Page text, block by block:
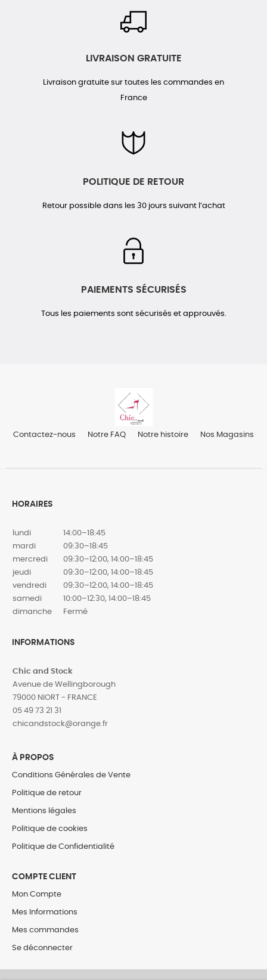
LIVRAISON GRATUITE
Livraison gratuite sur toutes les commandes en
France
POLITIQUE DE RETOUR
Retour possible dans les 30 jours suivant l’achat
PAIEMENTS SÉCURISÉS
Tous les paiements sont sécurisés et approuvés.
Contactez-nous Notre FAQ Notre histoire Nos Magasins
HORAIRES
lundi
14:00–18:45
mardi
09:30–18:45
mercredi
09:30–12:00, 14:00–18:45
jeudi
09:30–12:00, 14:00–18:45
vendredi
09:30–12:00, 14:00–18:45
samedi
10:00–12:30, 14:00–18:45
dimanche
Fermé
INFORMATIONS
Chic and Stock
Avenue de Wellingborough
79000 NIORT - FRANCE
05 49 73 21 31
‎chicandstock@orange.fr
À PROPOS
Conditions Générales de Vente
Politique de retour
Mentions légales
Politique de cookies
Politique de Confidentialité
COMPTE CLIENT
Mon Compte
Mes Informations
Mes commandes
Se déconnecter